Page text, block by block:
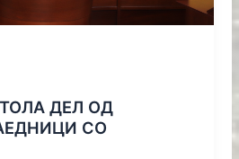
ДЕЛ ОД
СО